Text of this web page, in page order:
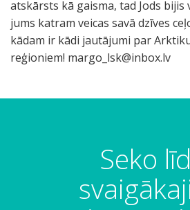
atskārsts kā gaisma, tad Jods bijis
jums katram veicas savā dzīves
kādam ir kādi jautājumi par
reģioniem! margo_lsk@inbox.lv
Seko